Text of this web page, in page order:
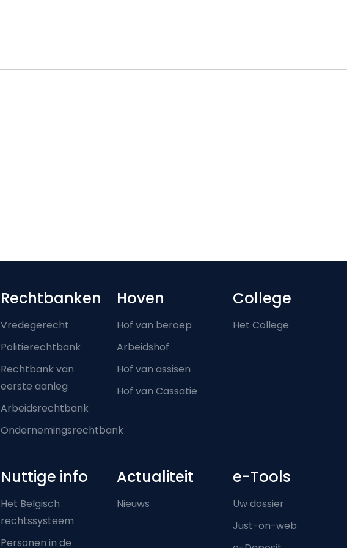
Footer-menu
Rechtbanken
Vredegerecht
Politierechtbank
Rechtbank van
eerste aanleg
Arbeidsrechtbank
Ondernemingsrechtbank
Hoven
Hof van beroep
Arbeidshof
Hof van assisen
Hof van Cassatie
College
Het College
Nuttige info
Het Belgisch
rechtssysteem
Personen in de
Actualiteit
Nieuws
e-Tools
Uw dossier
Just-on-web